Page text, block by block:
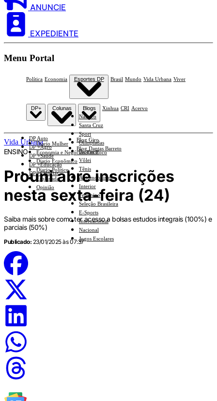
ANUNCIE
EXPEDIENTE
Menu Portal
Política Economia Esportes DP
Náutico
Santa Cruz
Sport
Olimpíadas
Basquete
Vôlei
Tênis
Automobilismo
Interior
Feminino
Seleção Brasileira
E-Sports
Internacional
Nacional
Jogos Escolares
Brasil Mundo Vida Urbana Viver
DP+
DP Auto
DP +Agro
DP +Saúde
DP +Educação
DP +Ciências
Colunas
Diario Mulher
Economia e Negócios Em Foco
Diario Econômico
Diario Político
Esplanada
Opinião
Blogs
Blog Giro
Blog Dantas Barreto
Xinhua CRI Acervo
Vida Urbana
ENSINO
Prouni abre inscrições
nesta sexta-feira (24)
Saiba mais sobre como ter acesso a bolsas estudos integrais (100%) e
parciais (50%)
Publicado: 23/01/2025 às 07:37